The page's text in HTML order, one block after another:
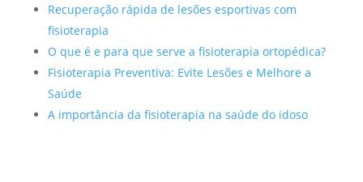
Recuperação rápida de lesões esportivas com
fisioterapia
O que é e para que serve a fisioterapia ortopédica?
Fisioterapia Preventiva: Evite Lesões e Melhore a
Saúde
A importância da fisioterapia na saúde do idoso